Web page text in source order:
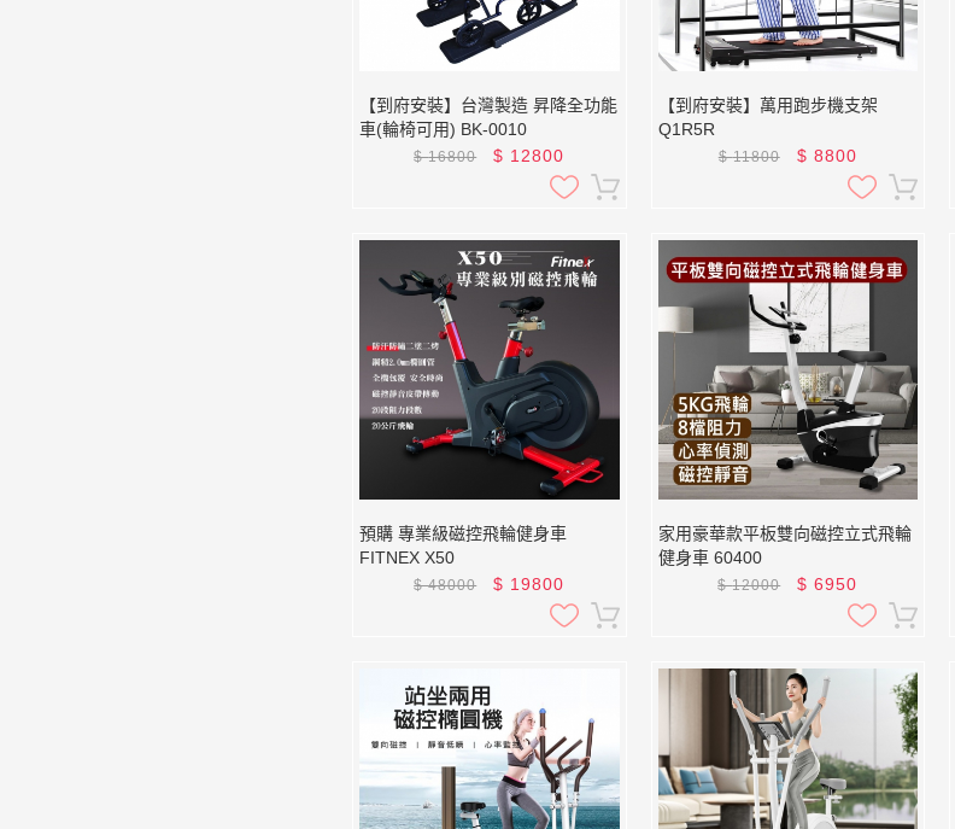
【到府安裝】台灣製造 昇降全功能
車(輪椅可用) BK-0010
$16800 $ 12800
【到府安裝】萬用跑步機支架
Q1R5R
$11800 $ 8800
預購 專業級磁控飛輪健身車
FITNEX X50
$48000 $ 19800
家用豪華款平板雙向磁控立式飛輪
健身車 60400
$12000 $6950